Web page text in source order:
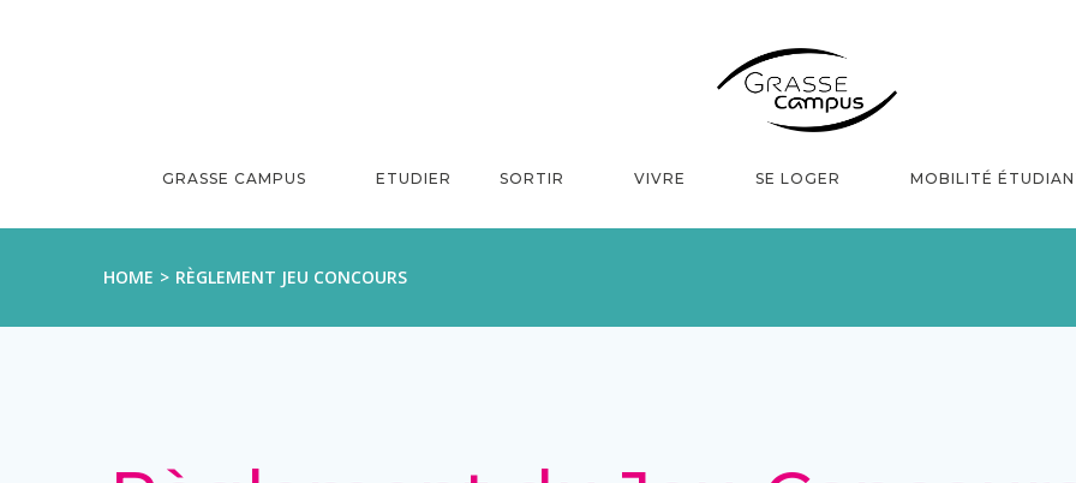
GRASSE CAMPUS ETUDIER SORTIR VIVRE SE LOGER MOBILITÉ
HOME RÈGLEMENT JEU CONCOURS